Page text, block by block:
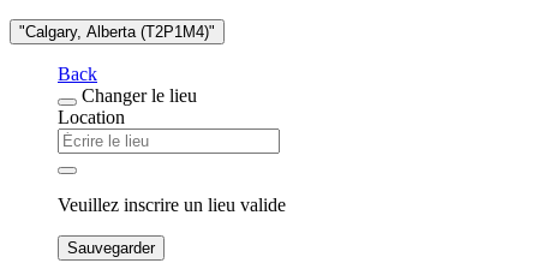
"Calgary, Alberta (T2P1M4)"
Back
Changer le lieu
Location
Veuillez inscrire un lieu valide
Sauvegarder